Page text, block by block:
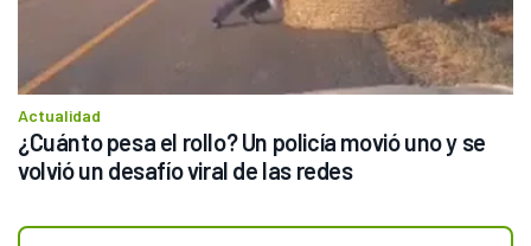
Actualidad
¿Cuánto pesa el rollo? Un policía movió uno y se
volvió un desafío viral de las redes